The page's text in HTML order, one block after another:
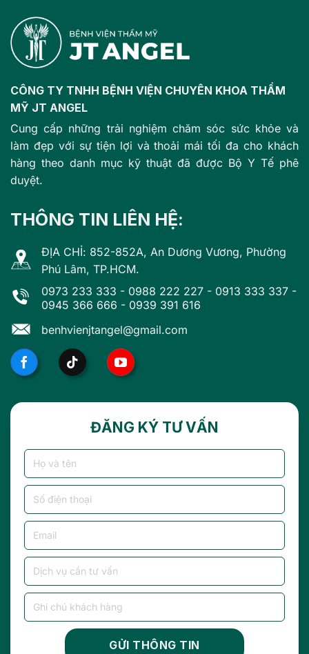
CÔNG TY TNHH BỆNH VIỆN CHUYÊN KHOA THẨM
MỸ JT ANGEL
Cung cấp những trải nghiệm chăm sóc sức khỏe và
làm đẹp với sự tiện lợi và thoải mái tối đa cho khách
hàng theo danh mục kỹ thuật đã được Bộ Y Tế phê
duyệt.
THÔNG TIN LIÊN HỆ:
ĐỊA CHỈ: 852-852A, An Dương Vương, Phường
Phú Lâm, TP.HCM.
0973 233 333 - 0988 222 227 - 0913 333 337 -
0945 366 666 - 0939 391 616
benhvienjtangel@gmail.com
ĐĂNG KÝ TƯ VẤN